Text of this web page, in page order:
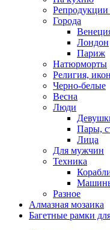
Репродукции
Города
Лондон
Париж
Натюрморты
Религия,
Черно-белые
Весна
Люди
Пары,
Лица
Для мужчин
Техника
Разное
Алмазная мозаика
Багетные рамки